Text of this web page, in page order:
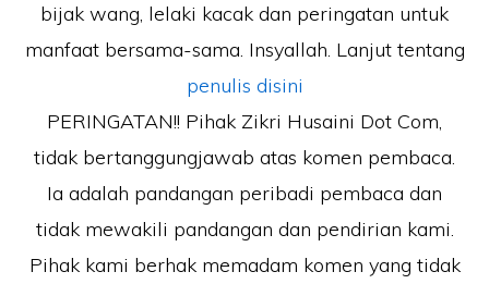
bijak wang, lelaki kacak dan peringatan untuk
manfaat bersama-sama. Insyallah. Lanjut tentang
penulis disini
PERINGATAN!! Pihak Zikri Husaini Dot Com,
tidak bertanggungjawab atas komen pembaca.
Ia adalah pandangan peribadi pembaca dan
tidak mewakili pandangan dan pendirian kami.
Pihak kami berhak memadam komen yang tidak